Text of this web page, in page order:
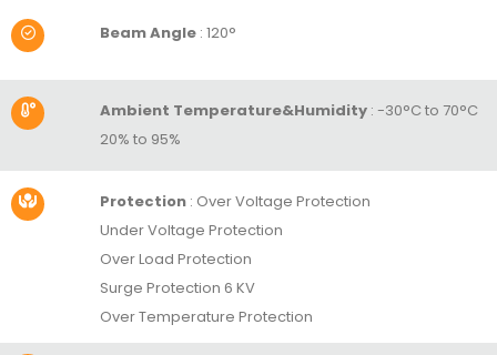
Beam Angle: 120°
Ambient Temperature&Humidity: -30°C to 70°C
20% to 95%
Protection: Over Voltage Protection
Under Voltage Protection
Over Load Protection
Surge Protection 6 KV
Over Temperature Protection